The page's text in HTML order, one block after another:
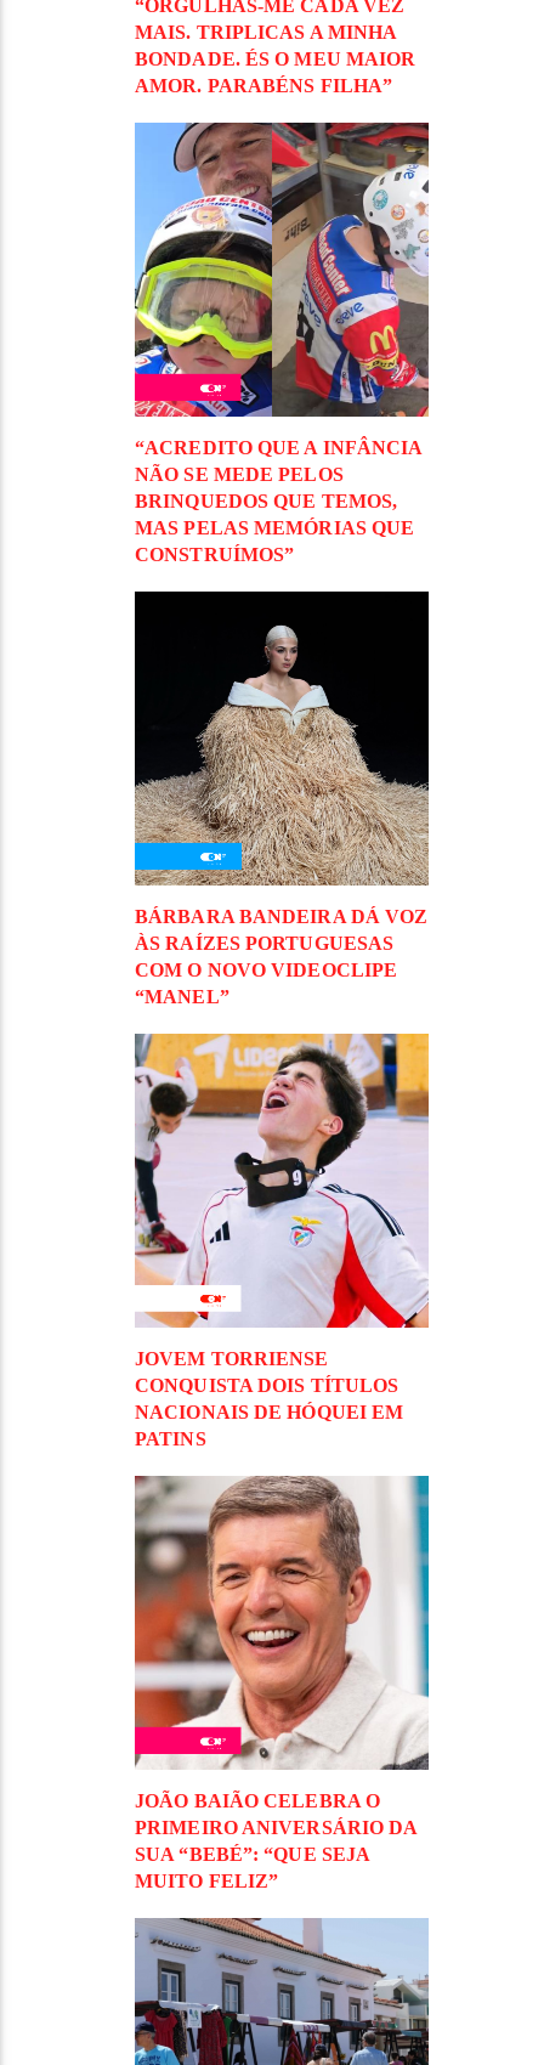
“ORGULHAS-ME CADA VEZ
MAIS. TRIPLICAS A MINHA
BONDADE. ÉS O MEU MAIOR
AMOR. PARABÉNS FILHA”
“ACREDITO QUE A INFÂNCIA
NÃO SE MEDE PELOS
BRINQUEDOS QUE TEMOS,
MAS PELAS MEMÓRIAS QUE
CONSTRUÍMOS”
BÁRBARA BANDEIRA DÁ VOZ
ÀS RAÍZES PORTUGUESAS
COM O NOVO VIDEOCLIPE
“MANEL”
JOVEM TORRIENSE
CONQUISTA DOIS TÍTULOS
NACIONAIS DE HÓQUEI EM
PATINS
JOÃO BAIÃO CELEBRA O
PRIMEIRO ANIVERSÁRIO DA
SUA “BEBÉ”: “QUE SEJA
MUITO FELIZ”